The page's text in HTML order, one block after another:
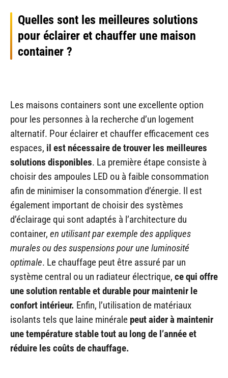
Quelles sont les meilleures solutions
pour éclairer et chauffer une maison
container ?
Les maisons containers sont une excellente option
pour les personnes à la recherche d’un logement
alternatif. Pour éclairer et chauffer efficacement ces
espaces, il est nécessaire de trouver les meilleures
solutions disponibles. La première étape consiste à
choisir des ampoules LED ou à faible consommation
afin de minimiser la consommation d’énergie. Il est
également important de choisir des systèmes
d’éclairage qui sont adaptés à l’architecture du
container, en utilisant par exemple des appliques
murales ou des suspensions pour une luminosité
optimale. Le chauffage peut être assuré par un
système central ou un radiateur électrique, ce qui offre
une solution rentable et durable pour maintenir le
confort intérieur. Enfin, l’utilisation de matériaux
isolants tels que laine minérale peut aider à maintenir
une température stable tout au long de l’année et
réduire les coûts de chauffage.